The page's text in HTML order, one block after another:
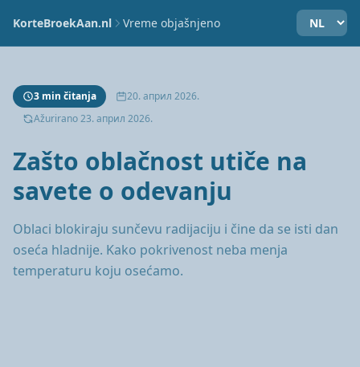
KorteBroekAan.nl Vreme objašnjeno
3 min čitanja
20. април 2026.
Ažurirano 23. април 2026.
Zašto oblačnost utiče na
savete o odevanju
Oblaci blokiraju sunčevu radijaciju i čine da se isti dan
oseća hladnije. Kako pokrivenost neba menja
temperaturu koju osećamo.